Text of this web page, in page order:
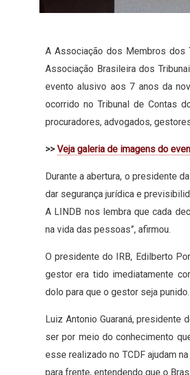
A Associação dos Membros dos
Associação Brasileira dos
evento alusivo aos 7 anos da
ocorrido no Tribunal de Contas
procuradores, advogados,
>>Veja galeria de imagens do
Durante a abertura, o presidente
dar segurança jurídica e
A LINDB nos lembra que cada
na vida das pessoas”, afirmou.
O presidente do IRB, Edilberto
gestor era tido imediatamente
dolo para que o gestor seja
Luiz Antonio Guaraná,
ser por meio do conhecimento
esse realizado no TCDF ajudam
para frente, entendendo que o